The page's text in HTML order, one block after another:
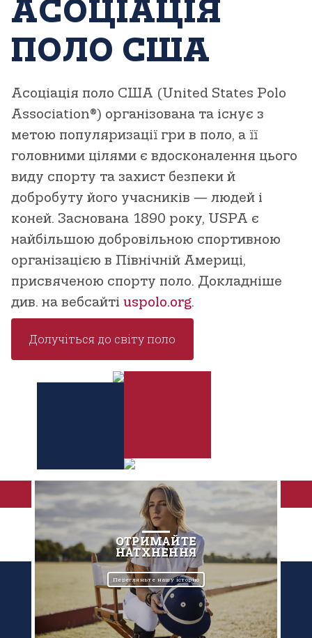
АСОЦІАЦІЯ
ПОЛО США
Асоціація поло США (United States Polo
Association®) організована та існує з
метою популяризації гри в поло, а її
головними цілями є вдосконалення цього
виду спорту та захист безпеки й
добробуту його учасників — людей і
коней. Заснована 1890 року, USPA є
найбільшою добровільною спортивною
організацією в Північній Америці,
присвяченою спорту поло. Докладніше
див. на вебсайті uspolo.org.
Долучіться до світу поло
ОТРИМАЙТЕ
НАТХНЕННЯ
Перегляньте нашу історію